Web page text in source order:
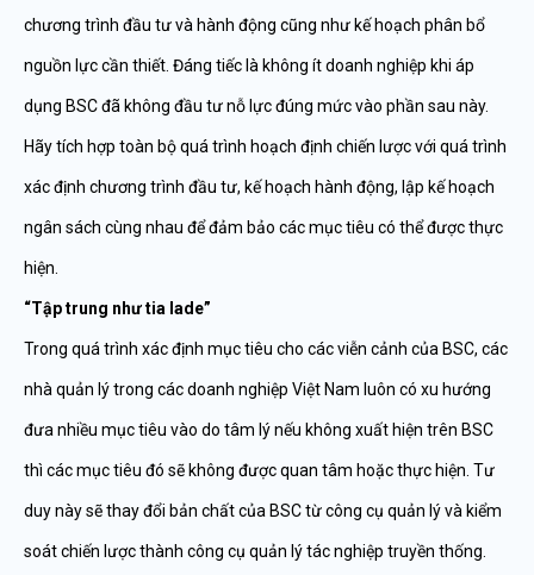
chương trình đầu tư và hành động cũng như kế hoạch phân bổ
nguồn lực cần thiết. Đáng tiếc là không ít doanh nghiệp khi áp
dụng BSC đã không đầu tư nỗ lực đúng mức vào phần sau này.
Hãy tích hợp toàn bộ quá trình hoạch định chiến lược với quá trình
xác định chương trình đầu tư, kế hoạch hành động, lập kế hoạch
ngân sách cùng nhau để đảm bảo các mục tiêu có thể được thực
hiện.
“Tập trung như tia lade”
Trong quá trình xác định mục tiêu cho các viễn cảnh của BSC, các
nhà quản lý trong các doanh nghiệp Việt Nam luôn có xu hướng
đưa nhiều mục tiêu vào do tâm lý nếu không xuất hiện trên BSC
thì các mục tiêu đó sẽ không được quan tâm hoặc thực hiện. Tư
duy này sẽ thay đổi bản chất của BSC từ công cụ quản lý và kiểm
soát chiến lược thành công cụ quản lý tác nghiệp truyền thống.